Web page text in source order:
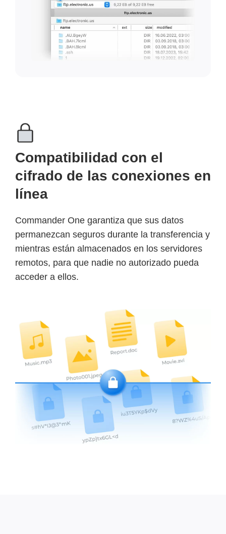
Compatibilidad con el
cifrado de las conexiones en
línea
Commander One garantiza que sus datos
permanezcan seguros durante la transferencia y
mientras están almacenados en los servidores
remotos, para que nadie no autorizado pueda
acceder a ellos.